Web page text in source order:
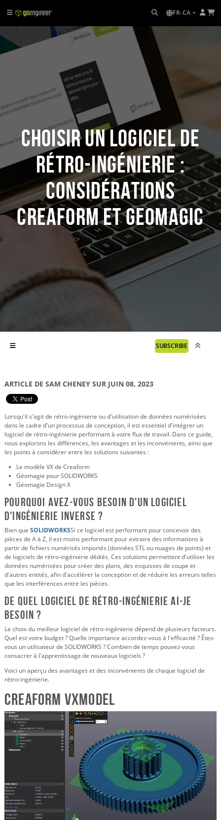
FR-CA
Choisir un logiciel de
rétro-ingénierie :
considérations
Creaform et Geomagic
SUBSCRIBE
ARTICLE DE SAM CHENEY SUR JUIN 08, 2023
Lorsqu'il s'agit de rétro-ingénierie ou d'utilisation de données numérisées
dans le cadre d'un processus de conception, il est essentiel d'intégrer un
logiciel de rétro-ingénierie performant à votre flux de travail. Dans ce guide,
nous explorons les différences, les avantages et les inconvénients, ainsi que
les points à considérer entre les solutions suivantes :
Le modèle VX de Creaform
Géomagie pour SOLIDWORKS
Géomagie Design X
Pourquoi avez-vous besoin d'un logiciel
d'ingénierie inverse ?
Bien que SOLIDWORKSSi ce logiciel est performant pour concevoir des
pièces de A à Z, il est moins performant pour extraire des informations à
partir de fichiers numérisés importés (données STL ou nuages de points) et
de logiciels de rétro-ingénierie dédiés. Ces solutions permettent d'utiliser les
données numérisées pour créer des plans, des esquisses de coupe et
d'autres entités, afin d'accélérer la conception et de réduire les erreurs telles
que les interférences entre les pièces.
De quel logiciel de rétro-ingénierie ai-je
besoin ?
Le choix du meilleur logiciel de rétro-ingénierie dépend de plusieurs facteurs.
Quel est votre budget ? Quelle importance accordez-vous à l'efficacité ? Êtes-
vous un utilisateur de SOLIDWORKS ? Combien de temps pouvez-vous
consacrer à l'apprentissage de nouveaux logiciels ?
Voici un aperçu des avantages et des inconvénients de chaque logiciel de
rétro-ingénierie.
Creaform VxModel